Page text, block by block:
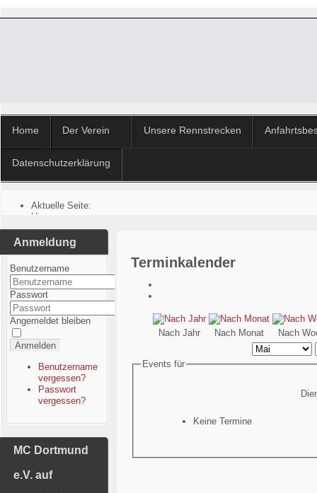
Home Der Verein Unsere Rennstrecken
Datenschutzerklärung
Aktuelle Seite:
Home
Anmeldung
Benutzername
Passwort
Angemeldet bleiben
Anmelden
Benutzername
vergessen?
Passwort
vergessen?
MC Dortmund
e.V. auf
Terminkalender
Nach Jahr Nach Monat Nach
Events für
Keine Termine